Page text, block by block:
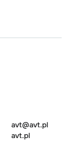
avt@avt.pl
avt.pl